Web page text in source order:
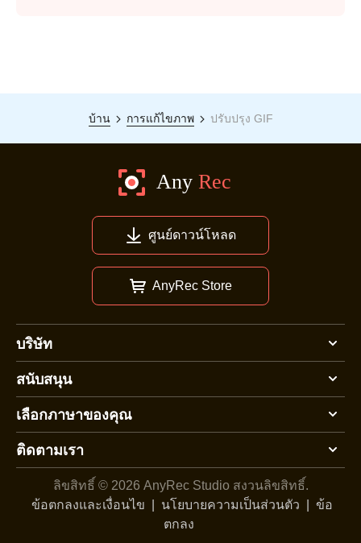
บ้าน การแก้ไขภาพ ปรับปรุง GIF
ศูนย์ดาวน์โหลด
AnyRec Store
บริษัท
สนับสนุน
เลือกภาษาของคุณ
ติดตามเรา
ลิขสิทธิ์ © 2026 AnyRec Studio สงวนลิขสิทธิ์.
ข้อตกลงและเงื่อนไข
นโยบายความเป็นส่วนตัว
ข้อ
ตกลง